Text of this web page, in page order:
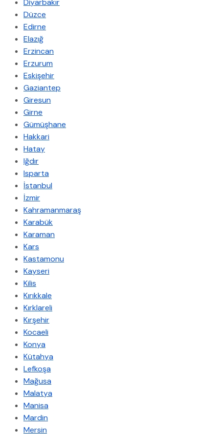
Diyarbakır
Düzce
Edirne
Elazığ
Erzincan
Erzurum
Eskişehir
Gaziantep
Giresun
Girne
Gümüşhane
Hakkari
Hatay
Iğdır
Isparta
İstanbul
İzmir
Kahramanmaraş
Karabük
Karaman
Kars
Kastamonu
Kayseri
Kilis
Kırıkkale
Kırklareli
Kırşehir
Kocaeli
Konya
Kütahya
Lefkoşa
Mağusa
Malatya
Manisa
Mardin
Mersin